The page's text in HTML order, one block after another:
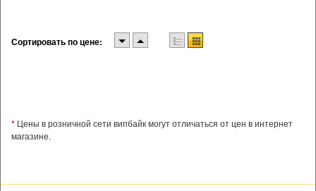
Сортировать по цене:
* Цены в розничной сети випбайк могут отличаться от цен в интернет
магазине.